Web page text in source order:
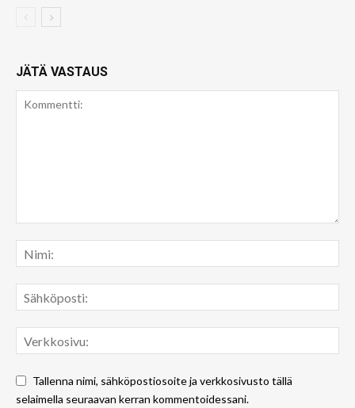
JÄTÄ VASTAUS
Tallenna nimi, sähköpostiosoite ja verkkosivusto tällä
selaimella seuraavan kerran kommentoidessani.